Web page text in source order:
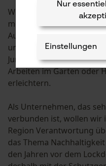
Wir bei KOX unterstützen
mehr als 40 Jahren und
Auswahl hochwertiger
und
Maschinen
Jungbestandspflege im
Arbeiten im Garten oder
erleichtern.
Als Unternehmen, das
verbunden ist, wollen wir
Region Verantwortung
das Thema
den Jahren vor dem
Nur
Einstellungen
Notwendige